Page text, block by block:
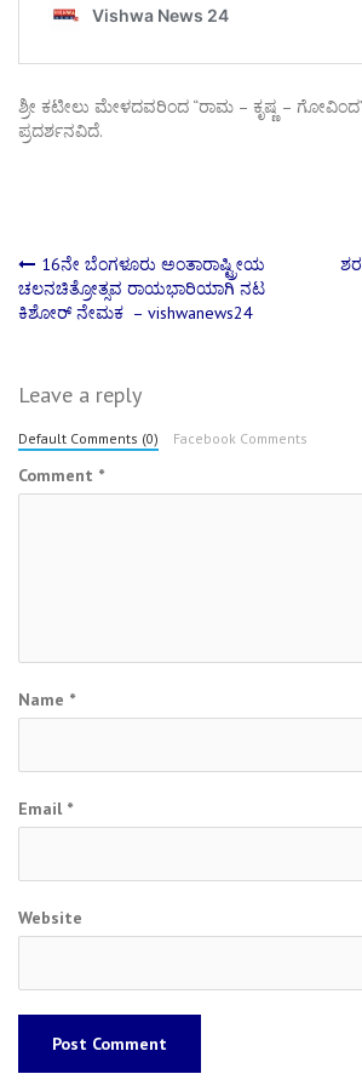
ಶ್ರೀ ಕಟೀಲು ಮೇಳದವರಿಂದ “ರಾಮ – ಕೃಷ್ಣ –
ಪ್ರದರ್ಶನವಿದೆ.
Post
navigation
16ನೇ ಬೆಂಗಳೂರು ಅಂತಾರಾಷ್ಟ್ರೀಯ
ಚಲನಚಿತ್ರೋತ್ಸವ ರಾಯಭಾರಿಯಾಗಿ ನಟ
ಕಿಶೋರ್‌ ನೇಮಕ – vishwanews24
Leave a reply
Default Comments (0) Facebook Comments
Comment *
Name *
Email *
Website